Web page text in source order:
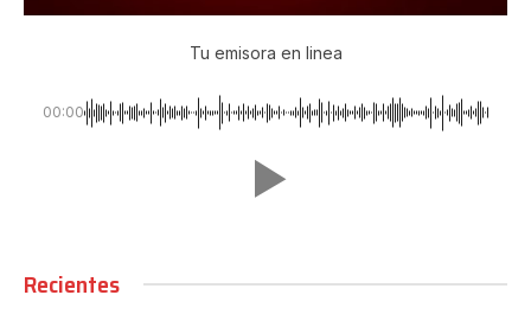
Tu emisora en linea
00:00
Recientes